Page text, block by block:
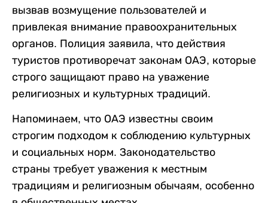
вызвав возмущение пользователей и
привлекая внимание правоохранительных
органов. Полиция заявила, что действия
туристов противоречат законам ОАЭ, которые
строго защищают право на уважение
религиозных и культурных традиций.
Напоминаем, что ОАЭ известны своим
строгим подходом к соблюдению культурных
и социальных норм. Законодательство
страны требует уважения к местным
традициям и религиозным обычаям, особенно